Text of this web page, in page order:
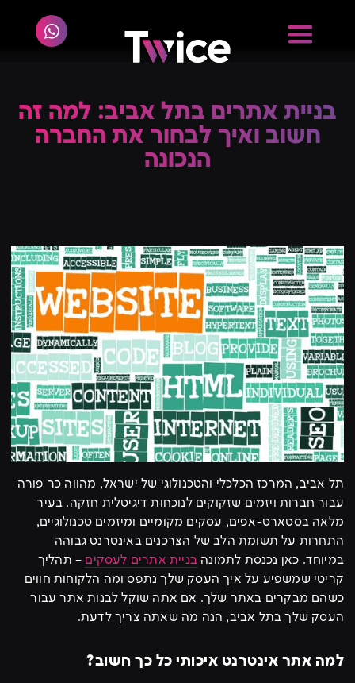
בניית אתרים בתל אביב: למה זה
חשוב ואיך לבחור את החברה
הנכונה
תל אביב, המרכז הכלכלי והטכנולוגי של ישראל, מהווה כר פורה
עבור חברות ויזמים שזקוקים לנוכחות דיגיטלית חזקה. בעיר
מלאה בסטארט-אפים, עסקים מקומיים ומיזמים טכנולוגיים,
התחרות על תשומת הלב של הצרכנים באינטרנט גבוהה
במיוחד. כאן נכנסת לתמונה בניית אתרים לעסקים – תהליך
קריטי שמשפיע על איך העסק שלך נתפס ומה הלקוחות חווים
כשהם מבקרים באתר שלך. אם אתה שוקל לבנות אתר עבור
העסק שלך בתל אביב, הנה מה שאתה צריך לדעת.
למה אתר אינטרנט איכותי כל כך חשוב?